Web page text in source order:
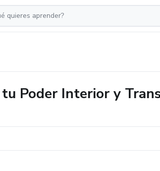
Poder Interior y